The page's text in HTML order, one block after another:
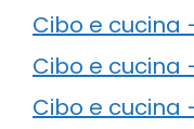
Cibo e cucina
Cibo e cucina
Cibo e cucina